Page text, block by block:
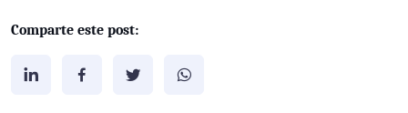
Comparte este post: